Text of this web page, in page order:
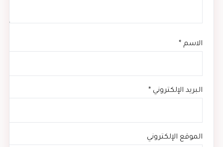
الاسم *
البريد الإلكتروني *
الموقع الإلكتروني